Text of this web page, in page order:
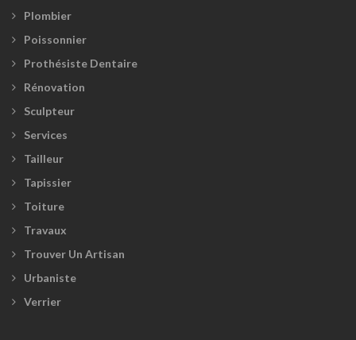
Plombier
Poissonnier
Prothésiste Dentaire
Rénovation
Sculpteur
Services
Tailleur
Tapissier
Toiture
Travaux
Trouver Un Artisan
Urbaniste
Verrier